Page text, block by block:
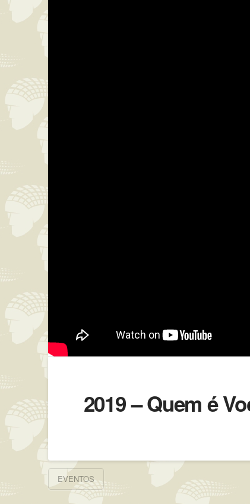
2019 – Quem é
EVENTOS